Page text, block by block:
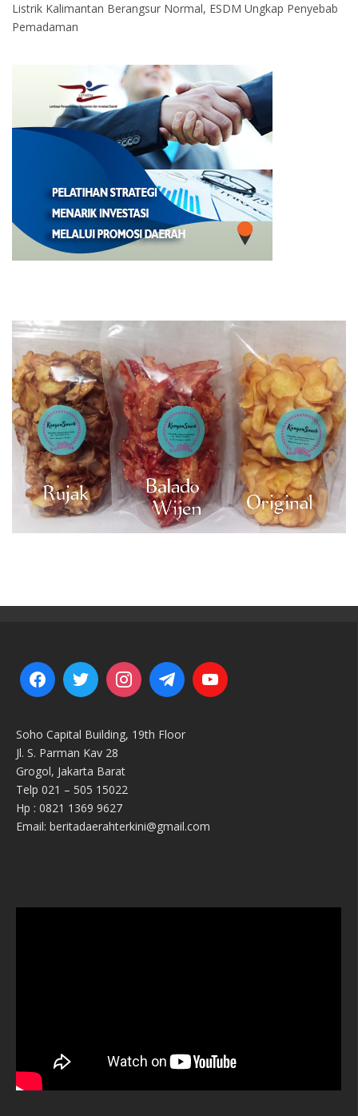
Listrik Kalimantan Berangsur Normal, ESDM Ungkap Penyebab
Pemadaman
Soho Capital Building, 19th Floor
Jl. S. Parman Kav 28
Grogol, Jakarta Barat
Telp 021 – 505 15022
Hp : 0821 1369 9627
Email: beritadaerahterkini@gmail.com